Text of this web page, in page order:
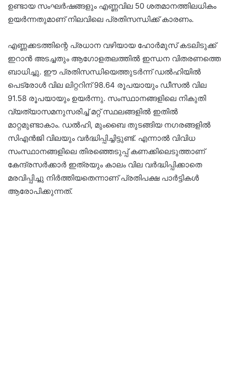
ഉണ്ടായ സംഘർഷങ്ങളും എണ്ണവില 50 ശതമാനത്തിലധികം
ഉയർന്നതുമാണ് നിലവിലെ പ്രതിസന്ധിക്ക് കാരണം.
എണ്ണക്കടത്തിന്റെ പ്രധാന വഴിയായ ഹോർമുസ് കടലിടുക്ക്
ഇറാൻ അടച്ചതും ആഗോളതലത്തിൽ ഇന്ധന വിതരണത്തെ
ബാധിച്ചു. ഈ പ്രതിസന്ധിയെത്തുടർന്ന് ഡൽഹിയിൽ
പെട്രോൾ വില ലിറ്ററിന് 98.64 രൂപയായും ഡീസൽ വില
91.58 രൂപയായും ഉയർന്നു. സംസ്ഥാനങ്ങളിലെ നികുതി
വ്യത്യാസമനുസരിച്ച് മറ്റ് സ്ഥലങ്ങളിൽ ഇതിൽ
മാറ്റമുണ്ടാകാം. ഡൽഹി, മുംബൈ തുടങ്ങിയ നഗരങ്ങളിൽ
സിഎൻജി വിലയും വർദ്ധിപ്പിച്ചിട്ടുണ്ട്. എന്നാൽ വിവിധ
സംസ്ഥാനങ്ങളിലെ തിരഞ്ഞെടുപ്പ് കണക്കിലെടുത്താണ്
കേന്ദ്രസർക്കാർ ഇത്രയും കാലം വില വർദ്ധിപ്പിക്കാതെ
മരവിപ്പിച്ചു നിർത്തിയതെന്നാണ് പ്രതിപക്ഷ പാർട്ടികൾ
ആരോപിക്കുന്നത്.